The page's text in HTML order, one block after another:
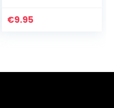
€9.95